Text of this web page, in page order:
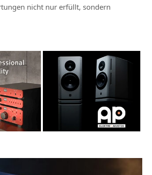
nicht nur erfüllt, sondern